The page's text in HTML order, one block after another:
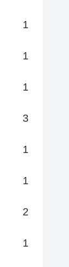
1
1
1
3
1
1
2
1